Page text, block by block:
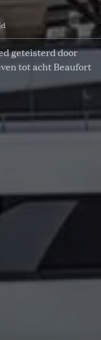
geteisterd door
tot acht Beaufort